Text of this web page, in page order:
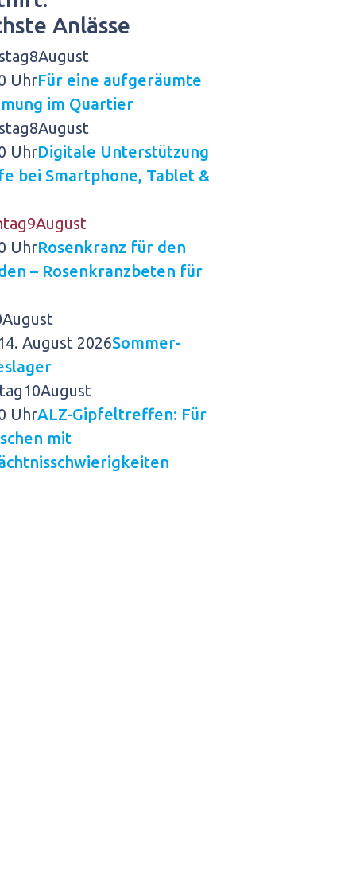
Anlässe
8August
UhrFür eine aufgeräumte
im Quartier
8August
UhrDigitale Unterstützung
bei Smartphone, Tablet &
9August
UhrRosenkranz für den
– Rosenkranzbeten für
August
August 2026Sommer-
10August
UhrALZ-Gipfeltreffen: Für
mit